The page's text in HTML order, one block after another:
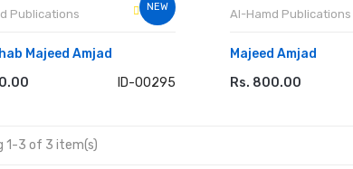
NEW
Publications
Majeed Amjad
ID-00295
CART
Al-Hamd Publications
Majeed Amjad
Rs. 800.00
ADD TO CART
1-3 of 3 item(s)